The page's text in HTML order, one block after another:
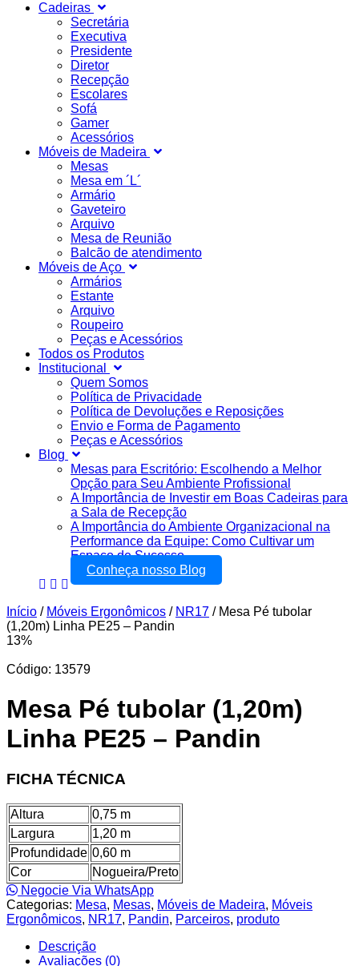
Cadeiras
Secretária
Executiva
Presidente
Diretor
Recepção
Escolares
Sofá
Gamer
Acessórios
Móveis de Madeira
Mesas
Mesa em ´L´
Armário
Gaveteiro
Arquivo
Mesa de Reunião
Balcão de atendimento
Móveis de Aço
Armários
Estante
Arquivo
Roupeiro
Peças e Acessórios
Todos os Produtos
Institucional
Quem Somos
Política de Privacidade
Política de Devoluções e Reposições
Envio e Forma de Pagamento
Peças e Acessórios
Blog
Mesas para Escritório: Escolhendo a Melhor
Opção para Seu Ambiente Profissional
A Importância de Investir em Boas Cadeiras para
a Sala de Recepção
A Importância do Ambiente Organizacional na
Performance da Equipe: Como Cultivar um
Espaço de Sucesso
Conheça nosso Blog
Início / Móveis Ergonômicos / NR17 / Mesa Pé tubolar
(1,20m) Linha PE25 – Pandin
13%
Código: 13579
Mesa Pé tubolar (1,20m)
Linha PE25 – Pandin
FICHA TÉCNICA
Altura
0,75 m
Largura
1,20 m
Profundidade 0,60 m
Cor
Nogueira/Preto
Negocie Via WhatsApp
Categorias: Mesa, Mesas, Móveis de Madeira, Móveis
Ergonômicos, NR17, Pandin, Parceiros, produto
Descrição
Avaliações (0)